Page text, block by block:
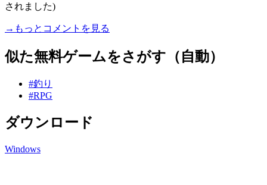
されました)
→もっとコメントを見る
似た無料ゲームをさがす（自動）
#釣り
#RPG
ダウンロード
Windows